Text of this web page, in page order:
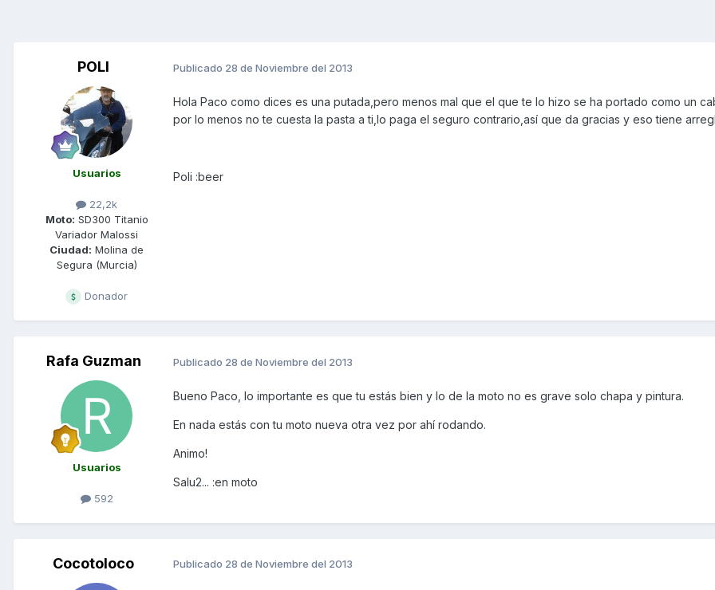
POLI
Usuarios
22,2k
Moto: SD300 Titanio
Variador Malossi
Ciudad: Molina de
Segura (Murcia)
Donador
Publicado 28 de Noviembre del 2013
Hola Paco como dices es una putada,pero menos mal que el que te lo hizo se ha portado como un
por lo menos no te cuesta la pasta a ti,lo paga el seguro contrario,así que da gracias y eso tiene
Poli :beer
Rafa Guzman
Usuarios
592
Publicado 28 de Noviembre del 2013
Bueno Paco, lo importante es que tu estás bien y lo de la moto no es grave solo chapa y pintura.
En nada estás con tu moto nueva otra vez por ahí rodando.
Animo!
Salu2... :en moto
Cocotoloco Publicado 28 de Noviembre del 2013